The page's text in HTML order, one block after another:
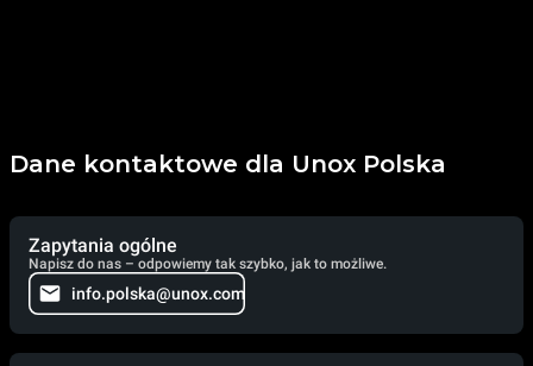
Dane kontaktowe dla Unox Polska
Zapytania ogólne
Napisz do nas – odpowiemy tak szybko, jak to możliwe.
info.polska@unox.com